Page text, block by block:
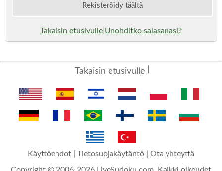
Rekisteröidy täältä
Takaisin etusivulle Unohditko salasanasi?
Takaisin etusivulle
Käyttöehdot Tietosuojakäytäntö
Ota yhteyttä
Copyright © 2006-2026 LiveSudoku.com. Kaikki oikeudet